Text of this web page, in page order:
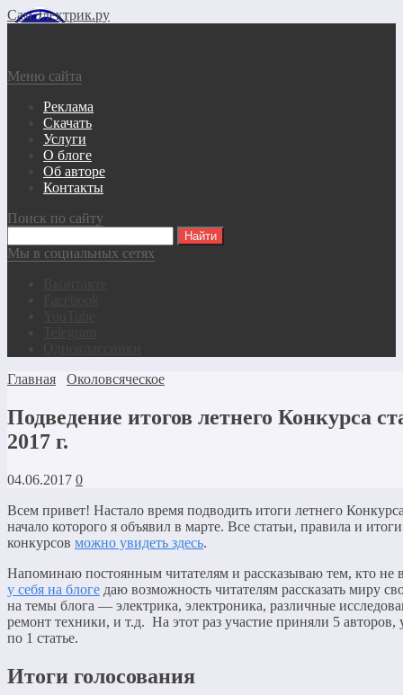
СамЭлектрик.ру
Меню сайта
Реклама
Скачать
Услуги
О блоге
Об авторе
Контакты
Поиск по сайту
Мы в социальных сетях
Главная
Околовсяческое
Подведение итогов летнего Конкурса
2017 г.
04.06.2017 0
Всем привет! Настало время подводить итоги летнего
начало которого я объявил в марте. Все статьи, правила и
конкурсов можно увидеть здесь.
Напоминаю постоянным читателям и рассказываю тем, кто не
у себя на блоге даю возможность читателям рассказать миру
на темы блога — электрика, электроника, различные
ремонт техники, и т.д. На этот раз участие приняли 5 авторов,
по 1 статье.
Итоги голосования